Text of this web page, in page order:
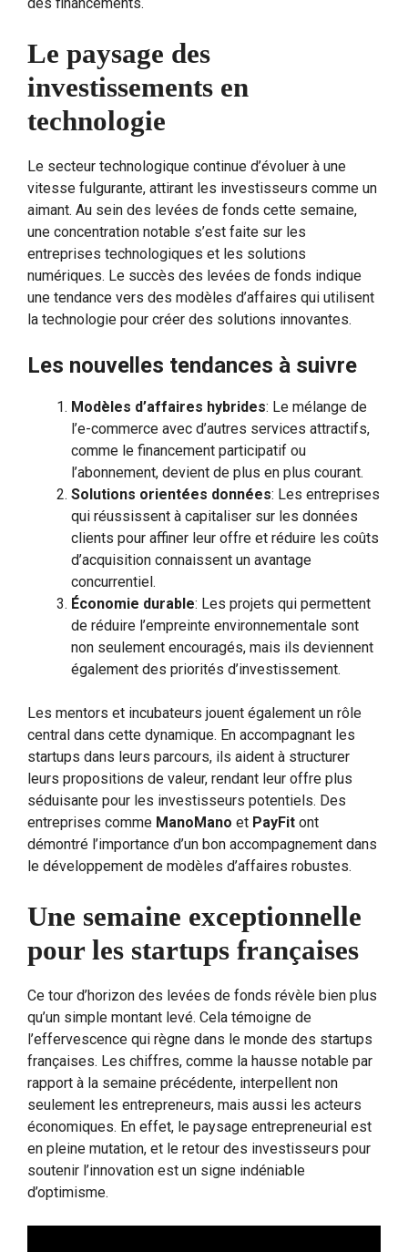
Le paysage des
investissements en
technologie
Le secteur technologique continue d’évoluer à une
vitesse fulgurante, attirant les investisseurs comme un
aimant. Au sein des levées de fonds cette semaine,
une concentration notable s’est faite sur les
entreprises technologiques et les solutions
numériques. Le succès des levées de fonds indique
une tendance vers des modèles d’affaires qui utilisent
la technologie pour créer des solutions innovantes.
Les nouvelles tendances à suivre
Modèles d’affaires hybrides: Le mélange de
l’e-commerce avec d’autres services attractifs,
comme le financement participatif ou
l’abonnement, devient de plus en plus courant.
Solutions orientées données: Les entreprises
qui réussissent à capitaliser sur les données
clients pour affiner leur offre et réduire les coûts
d’acquisition connaissent un avantage
concurrentiel.
Économie durable: Les projets qui permettent
de réduire l’empreinte environnementale sont
non seulement encouragés, mais ils deviennent
également des priorités d’investissement.
Les mentors et incubateurs jouent également un rôle
central dans cette dynamique. En accompagnant les
startups dans leurs parcours, ils aident à structurer
leurs propositions de valeur, rendant leur offre plus
séduisante pour les investisseurs potentiels. Des
entreprises comme ManoMano et PayFit ont
démontré l’importance d’un bon accompagnement dans
le développement de modèles d’affaires robustes.
Une semaine exceptionnelle
pour les startups françaises
Ce tour d’horizon des levées de fonds révèle bien plus
qu’un simple montant levé. Cela témoigne de
l’effervescence qui règne dans le monde des startups
françaises. Les chiffres, comme la hausse notable par
rapport à la semaine précédente, interpellent non
seulement les entrepreneurs, mais aussi les acteurs
économiques. En effet, le paysage entrepreneurial est
en pleine mutation, et le retour des investisseurs pour
soutenir l’innovation est un signe indéniable
d’optimisme.